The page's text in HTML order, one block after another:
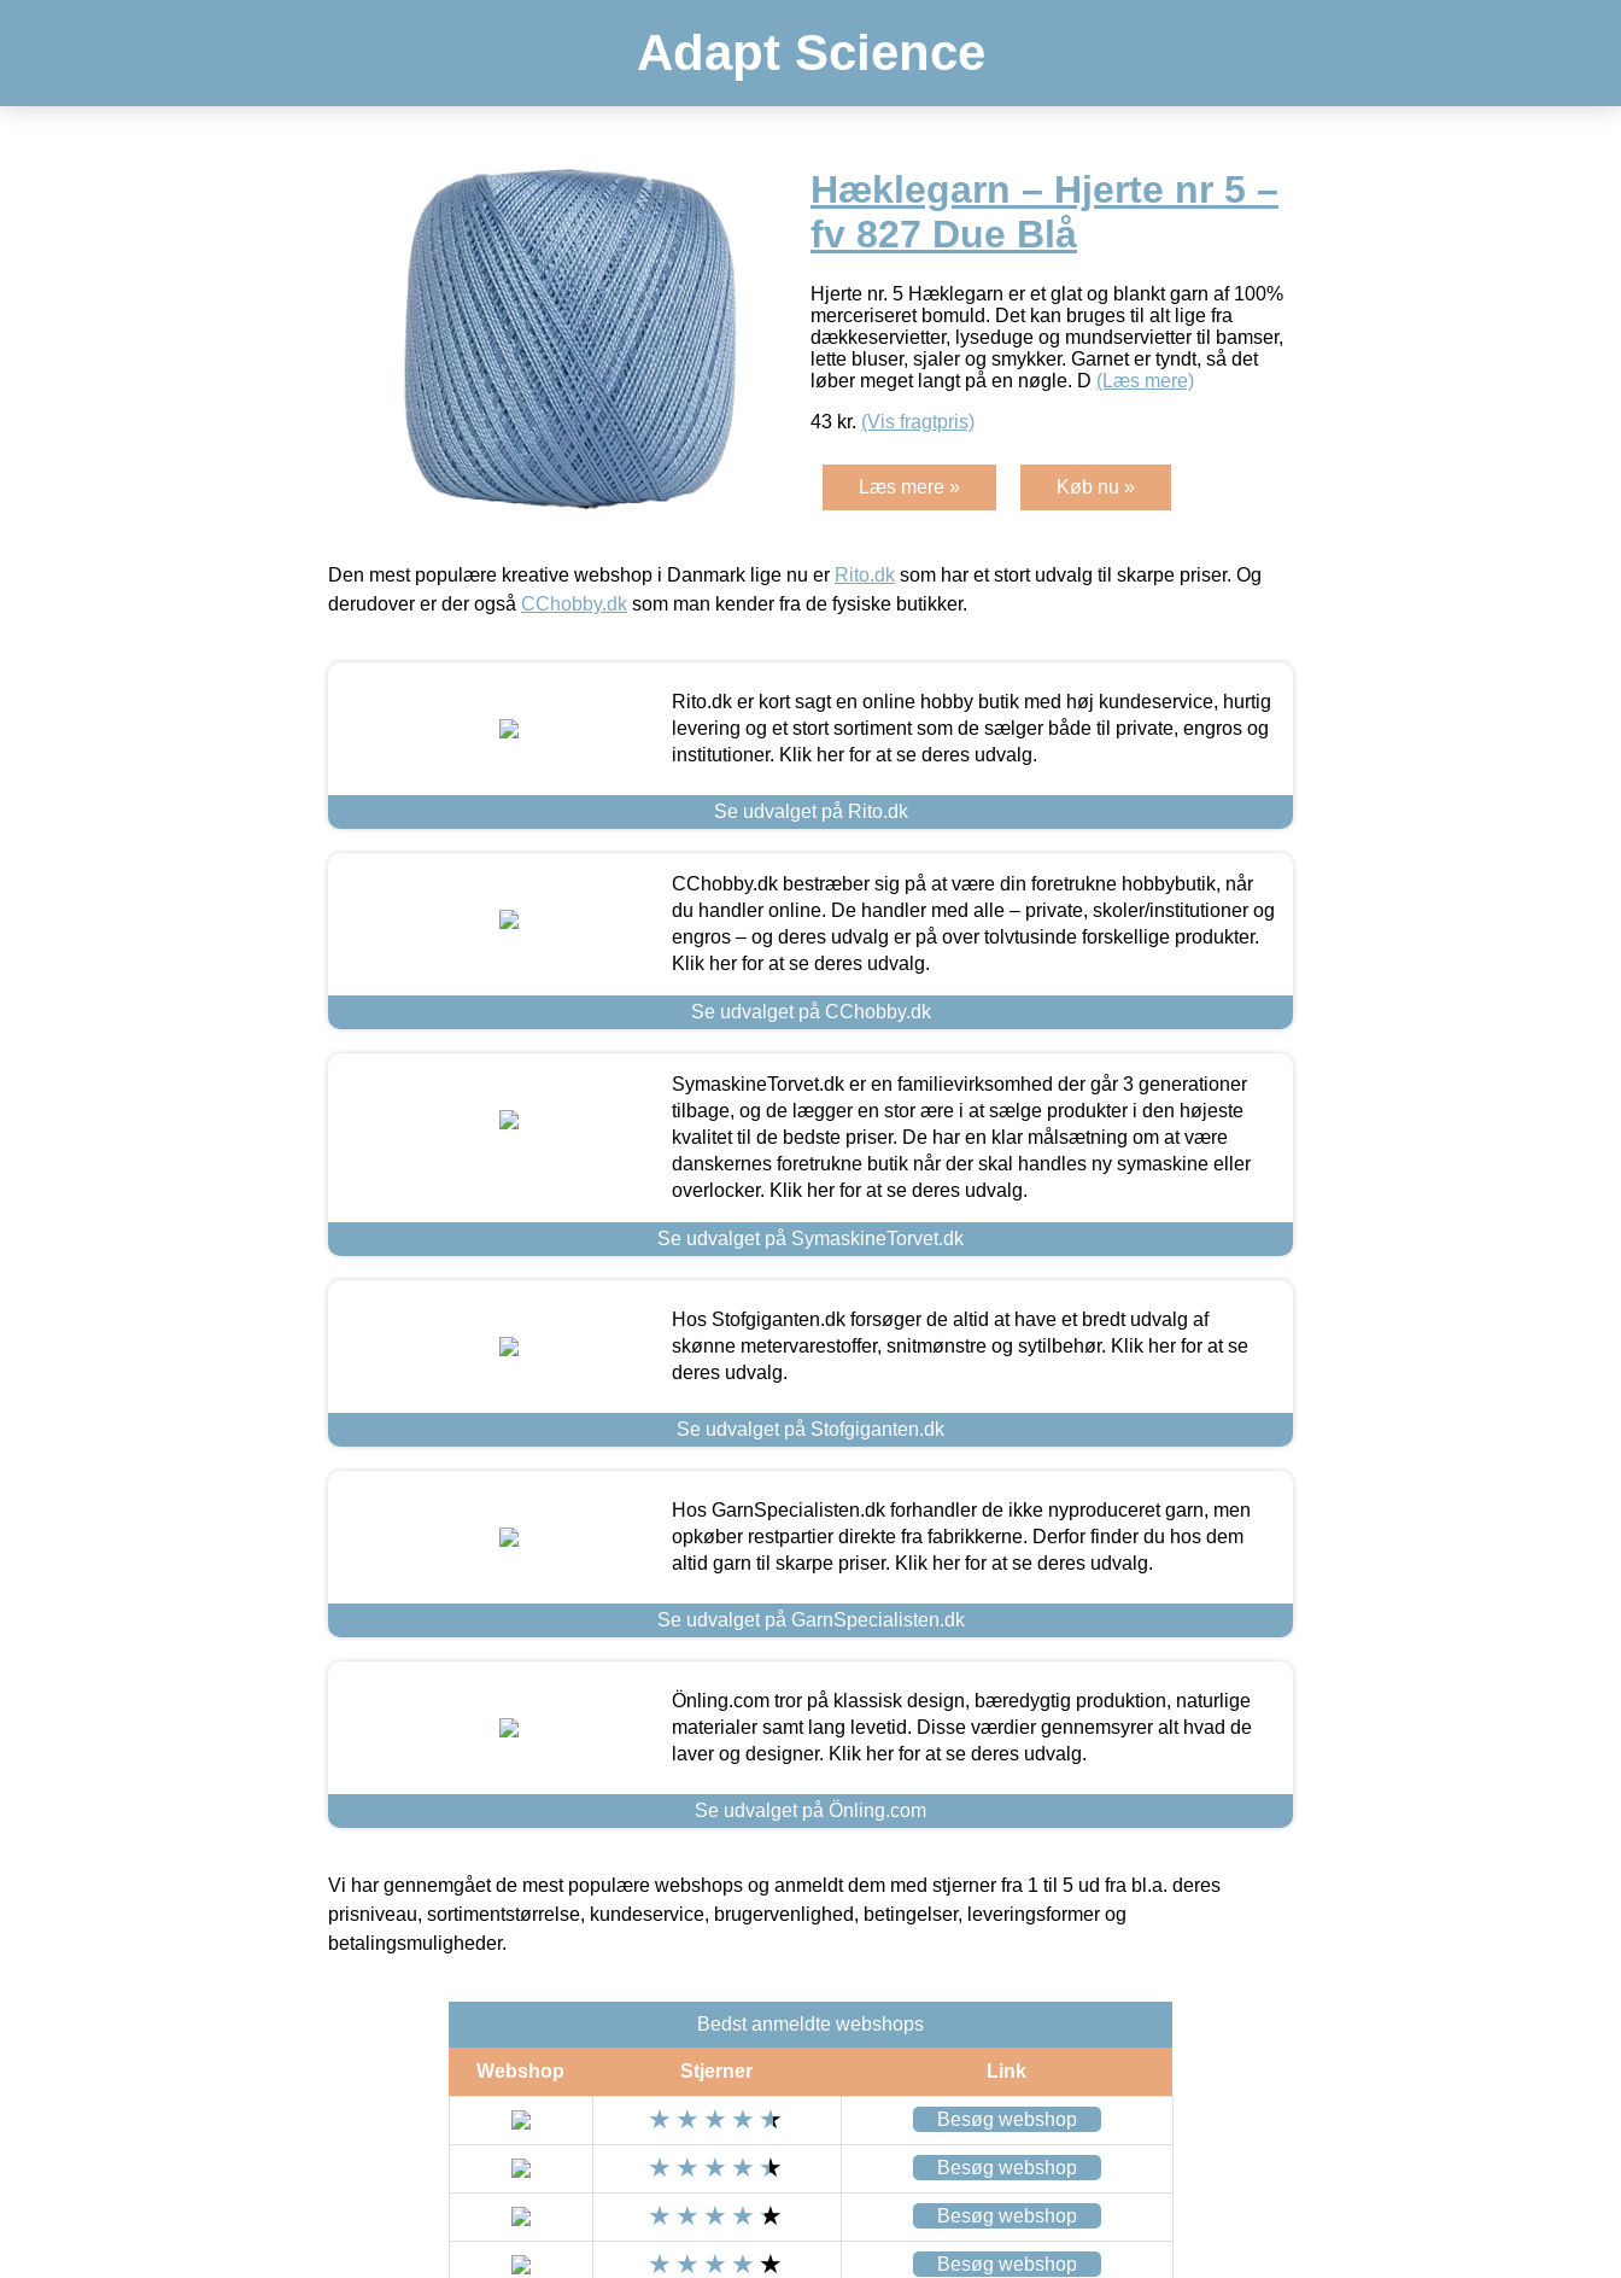
Adapt Science
Hæklegarn – Hjerte nr 5 –
fv 827 Due Blå
Hjerte nr. 5 Hæklegarn er et glat og blankt garn af 100%
merceriseret bomuld. Det kan bruges til alt lige fra
dækkeservietter, lyseduge og mundservietter til bamser,
lette bluser, sjaler og smykker. Garnet er tyndt, så det
løber meget langt på en nøgle. D (Læs mere)
43 kr. (Vis fragtpris)
Læs mere » Køb nu »
Den mest populære kreative webshop i Danmark lige nu er Rito.dk som har et stort udvalg til skarpe priser. Og
derudover er der også CChobby.dk som man kender fra de fysiske butikker.
Rito.dk er kort sagt en online hobby butik med høj kundeservice, hurtig
levering og et stort sortiment som de sælger både til private, engros og
institutioner. Klik her for at se deres udvalg.
Se udvalget på Rito.dk
CChobby.dk bestræber sig på at være din foretrukne hobbybutik, når
du handler online. De handler med alle – private, skoler/institutioner og
engros – og deres udvalg er på over tolvtusinde forskellige produkter.
Klik her for at se deres udvalg.
Se udvalget på CChobby.dk
SymaskineTorvet.dk er en familievirksomhed der går 3 generationer
tilbage, og de lægger en stor ære i at sælge produkter i den højeste
kvalitet til de bedste priser. De har en klar målsætning om at være
danskernes foretrukne butik når der skal handles ny symaskine eller
overlocker. Klik her for at se deres udvalg.
Se udvalget på SymaskineTorvet.dk
Hos Stofgiganten.dk forsøger de altid at have et bredt udvalg af
skønne metervarestoffer, snitmønstre og sytilbehør. Klik her for at se
deres udvalg.
Se udvalget på Stofgiganten.dk
Hos GarnSpecialisten.dk forhandler de ikke nyproduceret garn, men
opkøber restpartier direkte fra fabrikkerne. Derfor finder du hos dem
altid garn til skarpe priser. Klik her for at se deres udvalg.
Se udvalget på GarnSpecialisten.dk
Önling.com tror på klassisk design, bæredygtig produktion, naturlige
materialer samt lang levetid. Disse værdier gennemsyrer alt hvad de
laver og designer. Klik her for at se deres udvalg.
Se udvalget på Önling.com
Vi har gennemgået de mest populære webshops og anmeldt dem med stjerner fra 1 til 5 ud fra bl.a. deres
prisniveau, sortimentstørrelse, kundeservice, brugervenlighed, betingelser, leveringsformer og
betalingsmuligheder.
Bedst anmeldte webshops
Webshop Stjerner Link
Besøg webshop
Besøg webshop
Besøg webshop
Besøg webshop